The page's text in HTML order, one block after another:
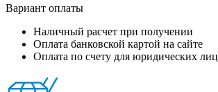
Вариант оплаты
Наличный расчет при получении
Оплата банковской картой на сайте
Оплата по счету для юридических лиц